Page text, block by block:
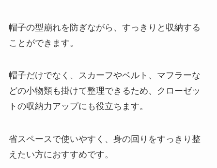
帽子の型崩れを防ぎながら、すっきりと収納する
ことができます。
帽子だけでなく、スカーフやベルト、マフラーな
どの小物類も掛けて整理できるため、クローゼッ
トの収納力アップにも役立ちます。
省スペースで使いやすく、身の回りをすっきり整
えたい方におすすめです。